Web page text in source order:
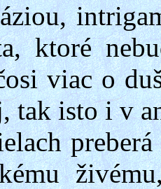
ktoré
viac o
tak isto i v